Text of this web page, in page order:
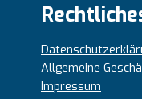
Allgemeine
Impressum